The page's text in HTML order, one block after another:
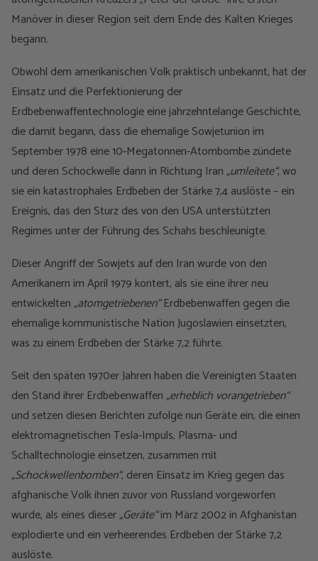
Manöver in dieser Region seit dem Ende des Kalten Krieges
begann.
Obwohl dem amerikanischen Volk praktisch unbekannt, hat der
Einsatz und die Perfektionierung der
Erdbebenwaffentechnologie eine jahrzehntelange Geschichte,
die damit begann, dass die ehemalige Sowjetunion im
September 1978 eine 10-Megatonnen-Atombombe zündete
und deren Schockwelle dann in Richtung Iran„umleitete“, wo
sie ein katastrophales Erdbeben der Stärke 7,4 auslöste – ein
Ereignis, das den Sturz des von den USA unterstützten
Regimes unter der Führung des Schahs beschleunigte.
Dieser Angriff der Sowjets auf den Iran wurde von den
Amerikanern im April 1979 kontert, als sie eine ihrer neu
entwickelten„atomgetriebenen“Erdbebenwaffen gegen die
ehemalige kommunistische Nation Jugoslawien einsetzten,
was zu einem Erdbeben der Stärke 7,2 führte.
Seit den späten 1970er Jahren haben die Vereinigten Staaten
den Stand ihrer Erdbebenwaffen„erheblich vorangetrieben“
und setzen diesen Berichten zufolge nun Geräte ein, die einen
elektromagnetischen Tesla-Impuls, Plasma- und
Schalltechnologie einsetzen, zusammen mit
„Schockwellenbomben“, deren Einsatz im Krieg gegen das
afghanische Volk ihnen zuvor von Russland vorgeworfen
wurde, als eines dieser„Geräte“im März 2002 in Afghanistan
explodierte und ein verheerendes Erdbeben der Stärke 7,2
auslöste.